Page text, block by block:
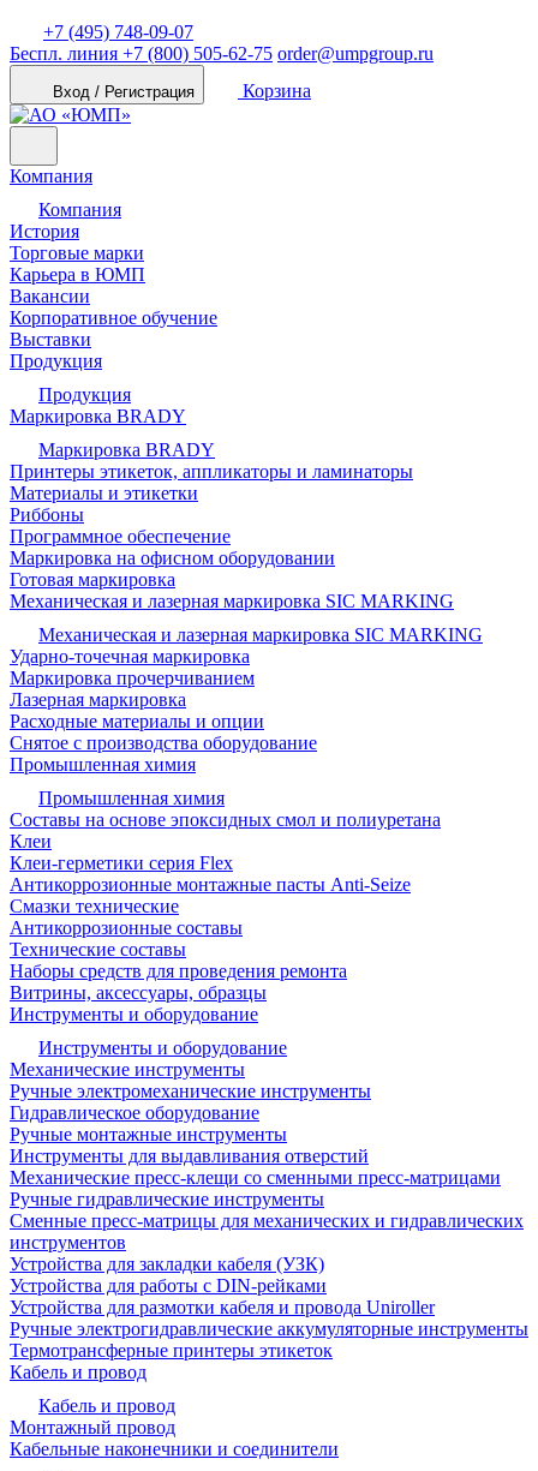
+7 (495) 748-09-07
Беспл. линия +7 (800) 505-62-75 order@umpgroup.ru
Вход / Регистрация Корзина
Компания
Компания
История
Торговые марки
Карьера в ЮМП
Вакансии
Корпоративное обучение
Выставки
Продукция
Продукция
Маркировка BRADY
Маркировка BRADY
Принтеры этикеток, аппликаторы и ламинаторы
Материалы и этикетки
Риббоны
Программное обеспечение
Маркировка на офисном оборудовании
Готовая маркировка
Механическая и лазерная маркировка SIC MARKING
Механическая и лазерная маркировка SIC MARKING
Ударно-точечная маркировка
Маркировка прочерчиванием
Лазерная маркировка
Расходные материалы и опции
Снятое с производства оборудование
Промышленная химия
Промышленная химия
Составы на основе эпоксидных смол и полиуретана
Клеи
Клеи-герметики серия Flex
Антикоррозионные монтажные пасты Anti-Seize
Смазки технические
Антикоррозионные составы
Технические составы
Наборы средств для проведения ремонта
Витрины, аксессуары, образцы
Инструменты и оборудование
Инструменты и оборудование
Механические инструменты
Ручные электромеханические инструменты
Гидравлическое оборудование
Ручные монтажные инструменты
Инструменты для выдавливания отверстий
Механические пресс-клещи со сменными пресс-матрицами
Ручные гидравлические инструменты
Сменные пресс-матрицы для механических и гидравлических
инструментов
Устройства для закладки кабеля (УЗК)
Устройства для работы с DIN-рейками
Устройства для размотки кабеля и провода Uniroller
Ручные электрогидравлические аккумуляторные инструменты
Термотрансферные принтеры этикеток
Кабель и провод
Кабель и провод
Монтажный провод
Кабельные наконечники и соединители